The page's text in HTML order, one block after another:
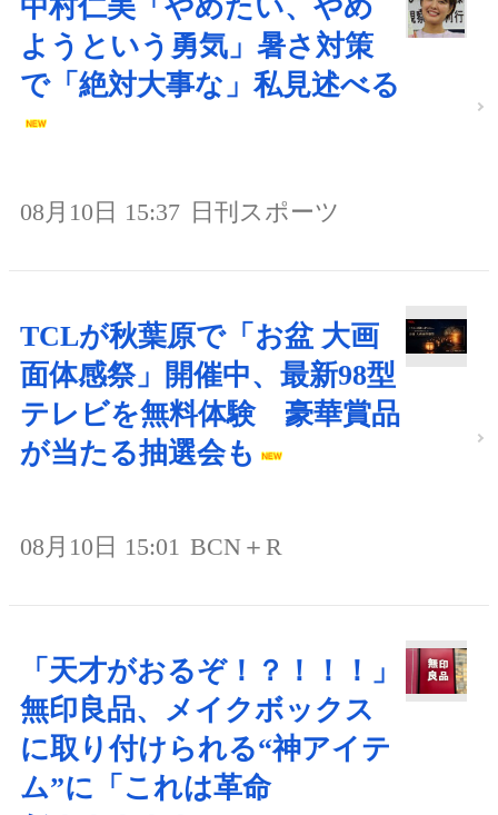
中村仁美「やめたい、やめ
ようという勇気」暑さ対策
で「絶対大事な」私見述べる
08月10日 15:37 日刊スポーツ
TCLが秋葉原で「お盆 大画
面体感祭」開催中、最新98型
テレビを無料体験 豪華賞品
が当たる抽選会も
08月10日 15:01 BCN＋R
「天才がおるぞ！？！！！」
無印良品、メイクボックス
に取り付けられる“神アイテ
ム”に「これは革命